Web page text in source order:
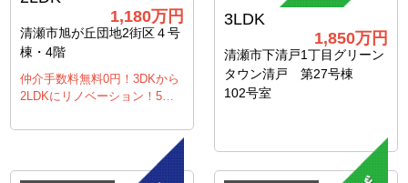
1,180万円
清瀬市旭が丘団地2街区４号
棟・4階
仲介手数料無料0円！3DKから
2LDKにリノベーション！5…
3LDK
1,850万円
清瀬市下清戸1丁目グリーン
タウン清戸 第27号棟
102号室